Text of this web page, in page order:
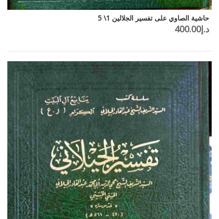
حاشية الصاوي على تفسير الجلالين 1\ 5
د.إ400.00